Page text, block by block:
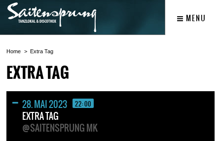
MENU
Home Extra Tag
EXTRA TAG
28. MAI 2023 22:00
EXTRA TAG
@SAITENSPRUNG MK